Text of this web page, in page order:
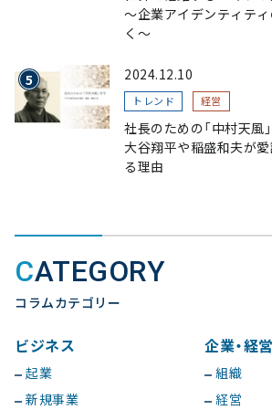
〜企業アイデンティテ
く〜
2024.12.10
トレンド 経営
社長のための「中村天風
大谷翔平や稲盛和夫が愛
る理由
CATEGORY
コラムカテゴリー
ビジネス
起業
新規事業
企業・経営
組織
経営